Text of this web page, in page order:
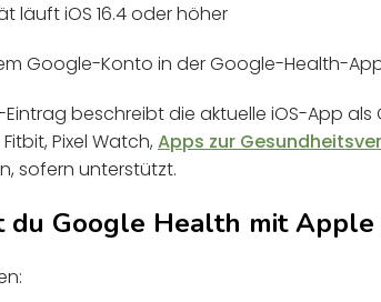
läuft iOS 16.4 oder höher
Google-Konto in der Google-Health-
beschreibt die aktuelle iOS-App
Pixel Watch, Apps zur
sofern unterstützt.
du Google Health mit